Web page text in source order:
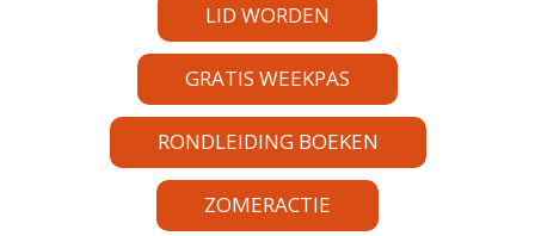
LID WORDEN
GRATIS WEEKPAS
RONDLEIDING BOEKEN
ZOMERACTIE